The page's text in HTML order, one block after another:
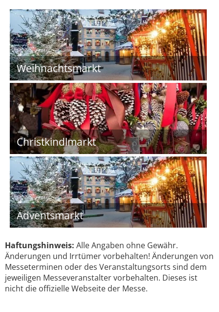
Weihnachtsmarkt
Christkindlmarkt
Adventsmarkt
Haftungshinweis: Alle Angaben ohne Gewähr.
Änderungen und Irrtümer vorbehalten! Änderungen von
Messeterminen oder des Veranstaltungsorts sind dem
jeweiligen Messeveranstalter vorbehalten. Dieses ist
nicht die offizielle Webseite der Messe.